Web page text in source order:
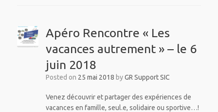
Apéro Rencontre « Les
vacances autrement » – le 6
juin 2018
Posted on 25 mai 2018 byGR Support SIC
Venez découvrir et partager des expériences de
vacances en famille, seul.e, solidaire ou sportive…!